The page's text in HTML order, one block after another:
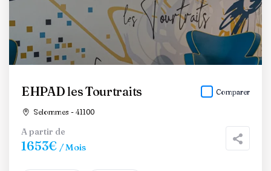
EHPAD les Tourtraits
Selommes - 41100
Comparer
A partir de
1653€ / Mois